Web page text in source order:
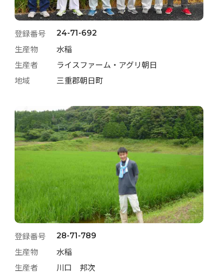
登録番号 24-71-692
生産物
水稲
生産者
ライスファーム・アグリ朝日
地域
三重郡朝日町
登録番号 28-71-789
生産物
水稲
生産者
川口 邦次